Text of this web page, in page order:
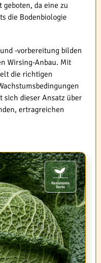
da eine zu
die Bodenbiologie
-vorbereitung bilden
Wirsing-Anbau. Mit
die richtigen
sich dieser Ansatz über
ertragreichen